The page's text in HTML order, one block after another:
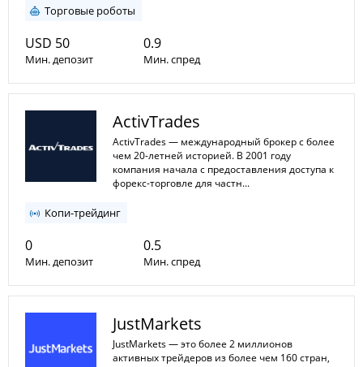
Торговые роботы
USD 50
Мин. депозит
0.9
Мин. спред
Макс. плечо
ActivTrades
ActivTrades — международный брокер с более
чем 20-летней историей. В 2001 году
компания начала с предоставления доступа к
форекс-торговле для частн...
Копи-трейдинг
0
Мин. депозит
0.5
Мин. спред
Макс. плечо
JustMarkets
JustMarkets — это более 2 миллионов
активных трейдеров из более чем 160 стран,